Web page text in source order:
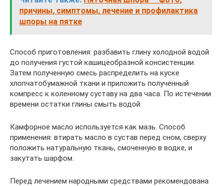
причины, симптомы, лечение и профилактика
шпоры на пятке
Способ приготовления: разбавить глину холодной водой
до получения густой кашицеобразной консистенции.
Затем полученную смесь распределить на куске
хлопчатобумажной ткани и приложить полученный
компресс к коленному суставу на два часа. По истечении
времени остатки глины смыть водой.
Камфорное масло используется как мазь. Способ
применения: втирать масло в сустав перед сном, сверху
положить натуральную ткань, смоченную в водке, и
закутать шарфом.
Перед лечением народными средствами рекомендована